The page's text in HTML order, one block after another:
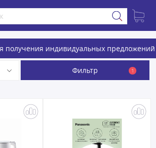
получения индивидуальных предложений
Фильтр 1